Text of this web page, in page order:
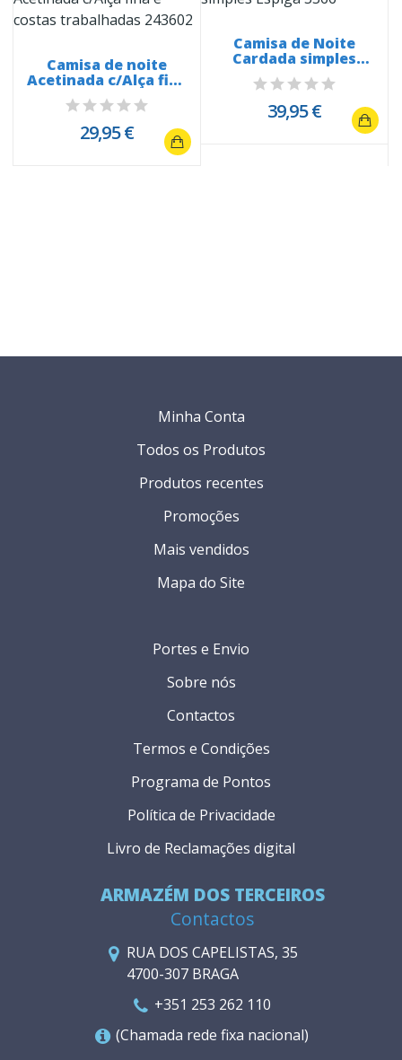
Camisa de noite
Acetinada c/Alça fina
e costas...
29,95 €
Camisa de Noite
Cardada simples
Espiga 3366
39,95 €
ARMAZÉM DOS TERCEIROS
Contactos
RUA DOS CAPELISTAS, 35
4700-307 BRAGA
+351 253 262 110
(Chamada rede fixa nacional)
Portes e Envio
Sobre nós
Contactos
Termos e Condições
Programa de Pontos
Política de Privacidade
Livro de Reclamações digital
Minha Conta
Todos os Produtos
Produtos recentes
Promoções
Mais vendidos
Mapa do Site